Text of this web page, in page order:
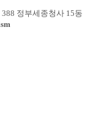
정부세종청사 15동